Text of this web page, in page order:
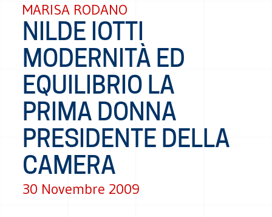
MARISA RODANO
NILDE IOTTI
MODERNITÀ ED
EQUILIBRIO LA
PRIMA DONNA
PRESIDENTE DELLA
CAMERA
30 Novembre 2009